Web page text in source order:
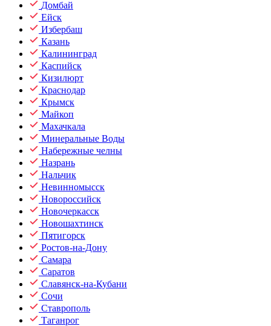
Домбай
Ейск
Избербаш
Казань
Калининград
Каспийск
Кизилюрт
Краснодар
Крымск
Майкоп
Махачкала
Минеральные Воды
Набережные челны
Назрань
Нальчик
Невинномысск
Новороссийск
Новочеркасск
Новошахтинск
Пятигорск
Ростов-на-Дону
Самара
Саратов
Славянск-на-Кубани
Сочи
Ставрополь
Таганрог